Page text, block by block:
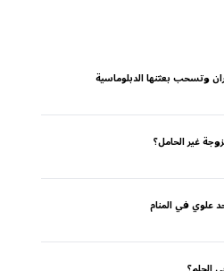
وتسحب بعثتها الدبلوماسية
غير الحامل؟
في المنام